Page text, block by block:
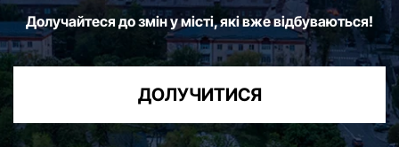
Долучайтеся до змін у місті, які вже відбуваються!
ДОЛУЧИТИСЯ